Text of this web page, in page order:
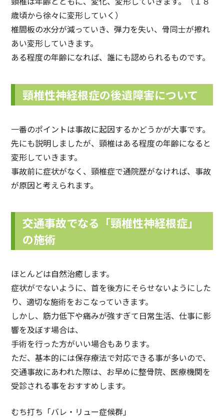
歳頃から徐々に変形していく）
椎間板の水分が減っていき、弾力を失い、骨同士が擦れ
あい変形していきます。
ある程度の年齢になれば、誰にも認められるものです。
頸椎性神経根症の後遺障害について
一番のポイントは事故に起因するかどうかが大事です。
先にも説明しましたが、頸椎はある程度の年齢になると
変形していきます。
事故前に症状がなく、頸椎症で通院歴がなければ、事故
が原因と考えられます。
交通事故でなる「頸椎性神経根症」
の施術
ほとんどは自然治癒します。
症状がでないように、首を後方にそらせないようにした
り、適切な施術をおこなっていきます。
しかし、筋力低下や痛みが強すぎて日常生活、仕事に影
響を及ぼす場合は、
手術を行った方がいい場合もあります。
ただ、基本的には保存療法で対応できる事が多いので、
交通事故にあわれた際は、お早めに整骨院、医療機関を
受診される事をおすすめします。
むち打ち「バレ・リュー症候群」